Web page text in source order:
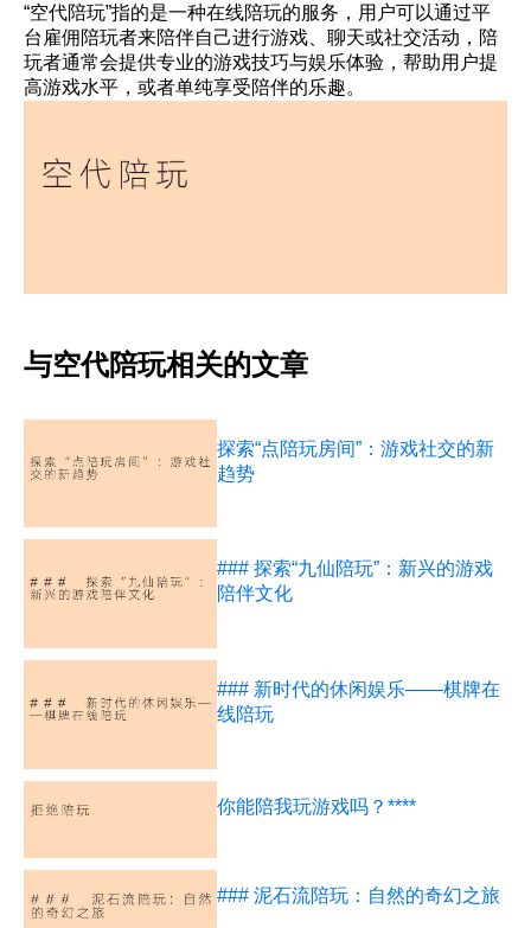
“空代陪玩”指的是一种在线陪玩的服务，用户可以通过平
台雇佣陪玩者来陪伴自己进行游戏、聊天或社交活动，陪
玩者通常会提供专业的游戏技巧与娱乐体验，帮助用户提
高游戏水平，或者单纯享受陪伴的乐趣。
与空代陪玩相关的文章
探索“点陪玩房间”：游戏社交的新
趋势
### 探索“九仙陪玩”：新兴的游戏
陪伴文化
### 新时代的休闲娱乐——棋牌在
线陪玩
你能陪我玩游戏吗？****
### 泥石流陪玩：自然的奇幻之旅